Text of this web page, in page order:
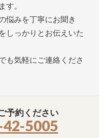
す。
悩みを丁寧にお聞き
しっかりとお伝えいた
も気軽にご連絡くださ
予約ください
5005